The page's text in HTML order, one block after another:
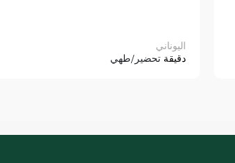
اليوناني
دقيقة تحضير/طهي